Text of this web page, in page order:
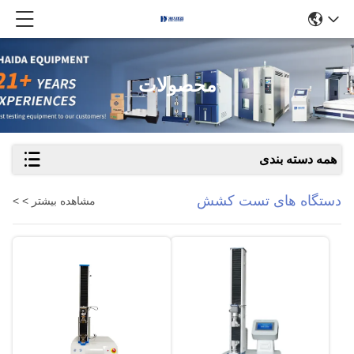
محصولات
همه دسته بندی
دستگاه های تست کشش مشاهده بیشتر > >